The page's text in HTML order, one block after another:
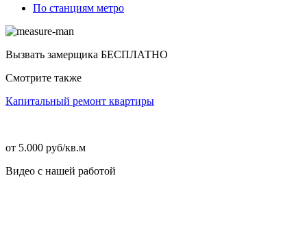
По станциям метро
Вызвать замерщика БЕСПЛАТНО
Смотрите также
Капитальный ремонт квартиры
от 5.000 руб/кв.м
Видео с нашей работой